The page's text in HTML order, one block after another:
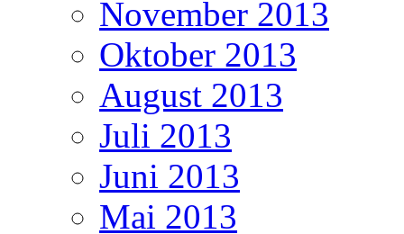
November 2013
Oktober 2013
August 2013
Juli 2013
Juni 2013
Mai 2013